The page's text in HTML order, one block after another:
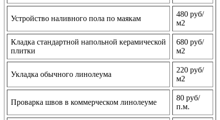
Устройство наливного пола по маякам
480 руб/
м2
Кладка стандартной напольной керамической
плитки
680 руб/
м2
Укладка обычного линолеума
220 руб/
м2
Проварка швов в коммерческом линолеуме
80 руб/
п.м.